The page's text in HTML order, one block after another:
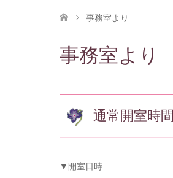
事務室より
事務室より
通常開室時間
▼開室日時